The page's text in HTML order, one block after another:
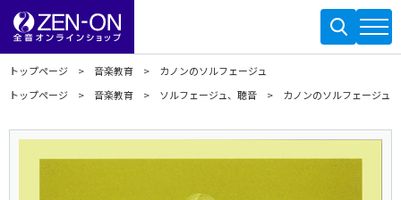
トップページ 音楽教育
カノンのソルフェージュ
トップページ
音楽教育 ソルフェージュ、聴音 カノンのソルフェージュ